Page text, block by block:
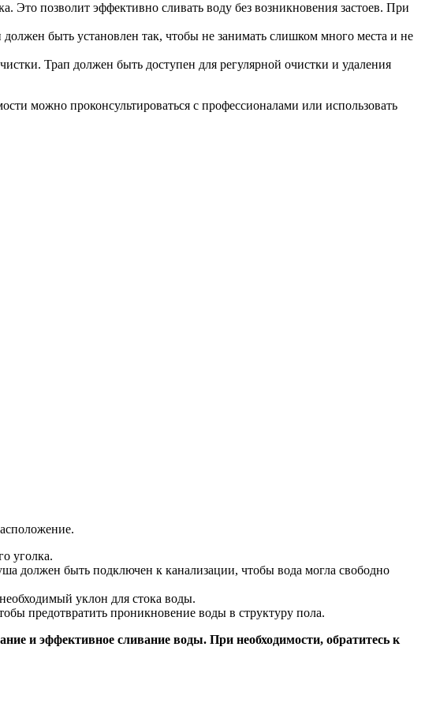
Это позволит эффективно сливать воду без возникновения застоев. При
быть установлен так, чтобы не занимать слишком много места и не
Трап должен быть доступен для регулярной очистки и удаления
можно проконсультироваться с профессионалами или использовать
уголка.
должен быть подключен к канализации, чтобы вода могла свободно
уклон для стока воды.
предотвратить проникновение воды в структуру пола.
и эффективное сливание воды. При необходимости, обратитесь к